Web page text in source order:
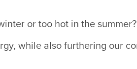
or too hot in the summer?
while also furthering our